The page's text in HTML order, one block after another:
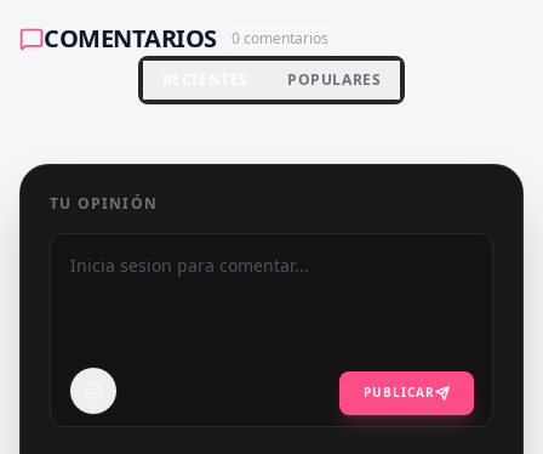
COMENTARIOS 0 comentarios
POPULARES
TU OPINIÓN
PUBLICAR